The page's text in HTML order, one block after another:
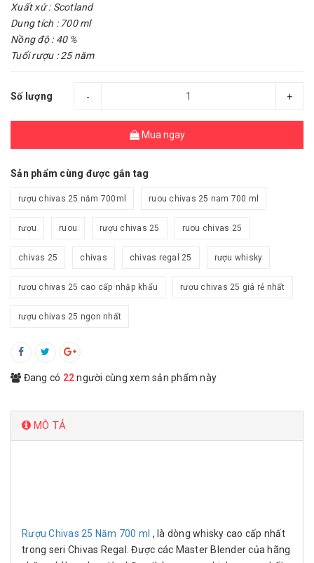
Xuất xứ : Scotland
Dung tích : 700 ml
Nồng độ : 40 %
Tuổi rượu : 25 năm
Số lượng - +
Mua ngay
Sản phẩm cùng được gắn tag
rượu chivas 25 năm 700ml ruou chivas 25 nam 700 ml
rượu ruou rượu chivas 25 ruou chivas 25
chivas 25 chivas chivas regal 25 rượu whisky
rượu chivas 25 cao cấp nhập khẩu rượu chivas 25 giá rẻ nhất
rượu chivas 25 ngon nhất
Đang có 22người cùng xem sản phẩm này
MÔ TẢ
Rượu Chivas 25 Năm 700 ml , là dòng whisky cao cấp nhất
trong seri Chivas Regal. Được các Master Blender của hãng